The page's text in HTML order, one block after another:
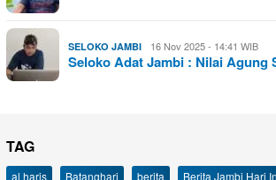
SELOKO JAMBI 16 Nov 2025 - 14:41 WIB
Seloko Adat Jambi : Nilai Agung
TAG
al haris Batanghari berita Berita Jambi Hari